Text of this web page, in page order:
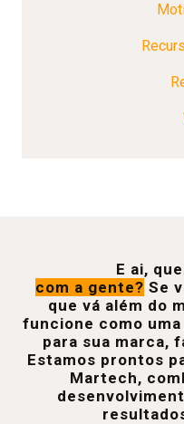
E ai,
com a gente? Se
que vá além do
funcione como
para sua marca,
Estamos prontos
Martech,